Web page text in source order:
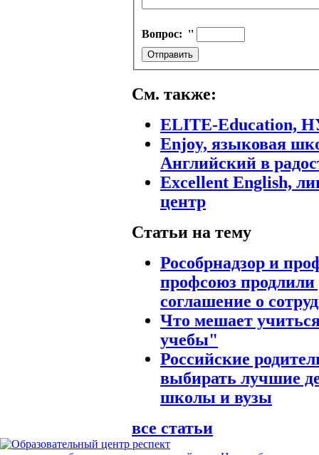
Вопрос: ''
См. также:
ELITE-Education,
Enjoy, языковая
Английский в
Excellent English,
центр
Статьи на тему
Рособрнадзор и
профсоюз продлили
соглашение о
Что мешает
учебы"
Российские
выбирать лучшие
школы и вузы
все статьи